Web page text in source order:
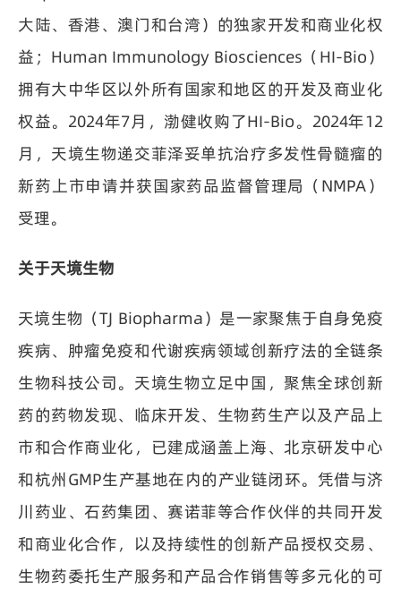
大陆、香港、澳门和台湾）的独家开发和商业化权
益；Human Immunology Biosciences（HI-Bio）
拥有大中华区以外所有国家和地区的开发及商业化
权益。2024年7月，渤健收购了HI-Bio。2024年12
月，天境生物递交菲泽妥单抗治疗多发性骨髓瘤的
新药上市申请并获国家药品监督管理局（NMPA）
受理。
关于天境生物
天境生物（TJ Biopharma）是一家聚焦于自身免疫
疾病、肿瘤免疫和代谢疾病领域创新疗法的全链条
生物科技公司。天境生物立足中国，聚焦全球创新
药的药物发现、临床开发、生物药生产以及产品上
市和合作商业化，已建成涵盖上海、北京研发中心
和杭州GMP生产基地在内的产业链闭环。凭借与济
川药业、石药集团、赛诺菲等合作伙伴的共同开发
和商业化合作，以及持续性的创新产品授权交易、
生物药委托生产服务和产品合作销售等多元化的可